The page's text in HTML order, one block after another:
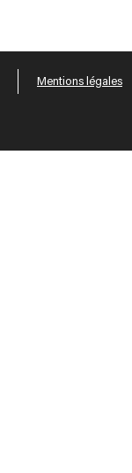
Mentions légales